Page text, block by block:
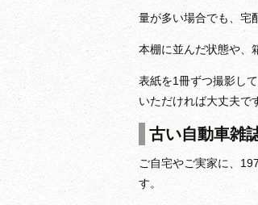
量が多い場合でも、宅
本棚に並んだ状態や、
表紙を1冊ずつ撮影し
いただければ大丈夫で
古い自動車雑
ご自宅やご実家に、
す。